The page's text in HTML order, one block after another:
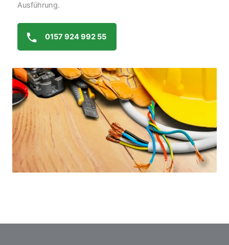
Ausführung.
0157 924 992 55